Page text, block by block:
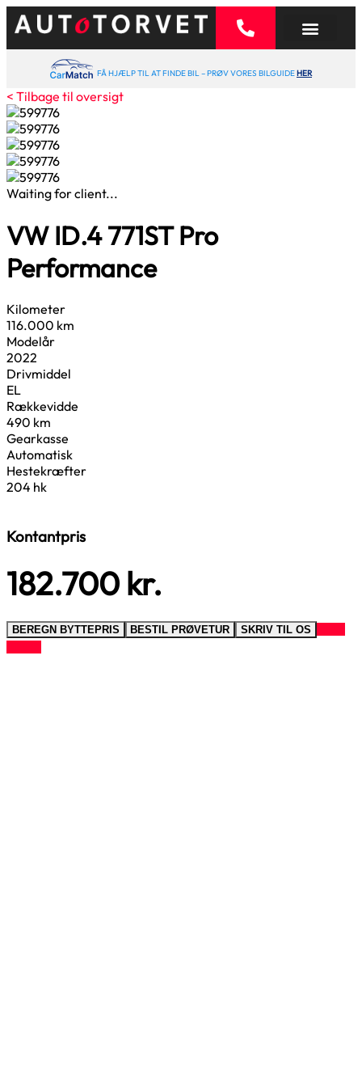
FÅ HJÆLP TIL AT FINDE BIL – PRØV VORES BILGUIDEHER
< Tilbage til oversigt
Waiting for client...
VW ID.4771ST Pro
Performance
Kilometer
116.000 km
Modelår
2022
Drivmiddel
EL
Rækkevidde
490 km
Gearkasse
Automatisk
Hestekræfter
204 hk
Kontantpris
182.700 kr.
BEREGN BYTTEPRIS BESTIL PRØVETUR SKRIV TIL OS